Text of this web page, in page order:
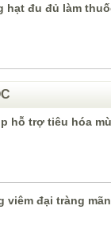
hạt đu đủ làm
hỗ trợ tiêu hóa
viêm đại tràng